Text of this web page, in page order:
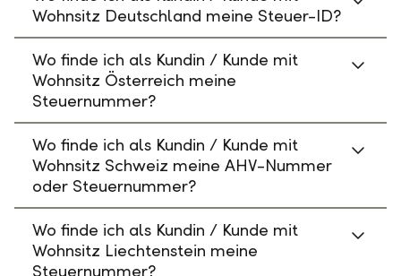
Wohnsitz Deutschland meine Steuer-ID?
Wo finde ich als Kundin / Kunde mit
Wohnsitz Österreich meine
Steuernummer?
Wo finde ich als Kundin / Kunde mit
Wohnsitz Schweiz meine AHV-Nummer
oder Steuernummer?
Wo finde ich als Kundin / Kunde mit
Wohnsitz Liechtenstein meine
Steuernummer?